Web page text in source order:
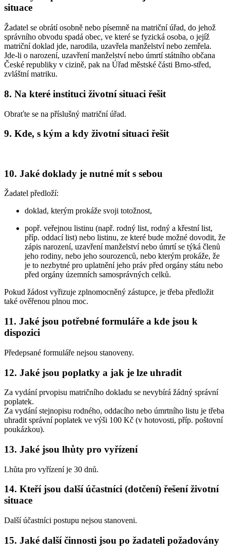
situace
Žadatel se obrátí osobně nebo písemně na matriční úřad, do jehož
správního obvodu spadá obec, ve které se fyzická osoba, o jejíž
matriční doklad jde, narodila, uzavřela manželství nebo zemřela.
Jde-li o narození, uzavření manželství nebo úmrtí státního občana
České republiky v cizině, pak na Úřad městské části Brno-střed,
zvláštní matriku.
8. Na které instituci životní situaci řešit
Obraťte se na příslušný matriční úřad.
9. Kde, s kým a kdy životní situaci řešit
10. Jaké doklady je nutné mít s sebou
Žadatel předloží:
doklad, kterým prokáže svoji totožnost,
popř. veřejnou listinu (např. rodný list, rodný a křestní list,
příp. oddací list) nebo listinu, ze které bude možné dovodit, že
zápis narození, uzavření manželství nebo úmrtí se týká členů
jeho rodiny, nebo jeho sourozenců, nebo kterým prokáže, že
je to nezbytné pro uplatnění jeho práv před orgány státu nebo
před orgány územních samosprávných celků.
Pokud žádost vyřizuje zplnomocněný zástupce, je třeba předložit
také ověřenou plnou moc.
11. Jaké jsou potřebné formuláře a kde jsou k
dispozici
Předepsané formuláře nejsou stanoveny.
12. Jaké jsou poplatky a jak je lze uhradit
Za vydání prvopisu matričního dokladu se nevybírá žádný správní
poplatek.
Za vydání stejnopisu rodného, oddacího nebo úmrtního listu je třeba
uhradit správní poplatek ve výši 100 Kč (v hotovosti, příp. poštovní
poukázkou).
13. Jaké jsou lhůty pro vyřízení
Lhůta pro vyřízení je 30 dnů.
14. Kteří jsou další účastníci (dotčení) řešení životní
situace
Další účastníci postupu nejsou stanoveni.
15. Jaké další činnosti jsou po žadateli požadovány